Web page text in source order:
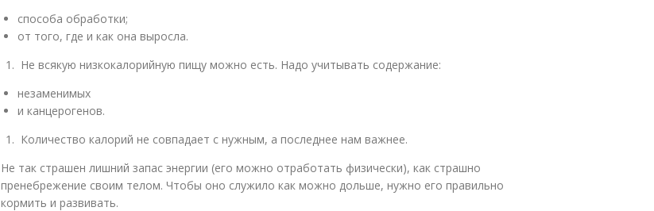
способа обработки;
от того, где и как она выросла.
Не всякую низкокалорийную пищу можно есть. Надо учитывать содержание:
незаменимых
и канцерогенов.
Количество калорий не совпадает с нужным, а последнее нам важнее.
Не так страшен лишний запас энергии (его можно отработать физически), как страшно
пренебрежение своим телом. Чтобы оно служило как можно дольше, нужно его правильно
кормить и развивать.